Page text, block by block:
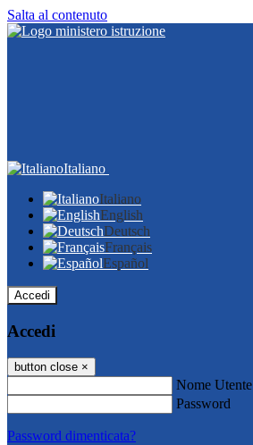
Salta al contenuto
Italiano
Italiano
English
Deutsch
Français
Español
Accedi
Accedi
button close ×
Nome Utente
Password
Password dimenticata?